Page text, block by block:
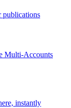
publications
Multi-Accounts
instantly